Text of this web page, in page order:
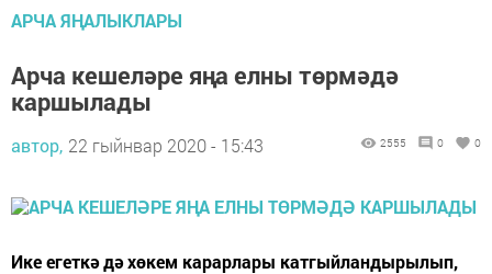
АРЧА ЯҢАЛЫКЛАРЫ
Арча кешеләре яңа елны төрмәдә
каршылады
автор, 22 гыйнвар 2020 - 15:43 2555 0 0
Ике егеткә дә хөкем карарлары катгыйландырылып,